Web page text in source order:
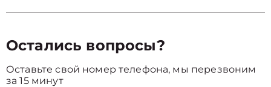
Остались вопросы?
Оставьте свой номер телефона, мы перезвоним
за 15 минут